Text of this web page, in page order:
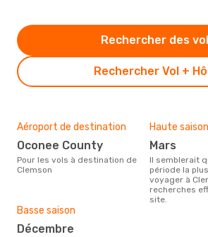
Rechercher Vol +
Rechercher des
Aéroport de destination
Oconee County
Pour les vols à destination de
Clemson
Haute saison
mars
Il semblerait que mars soit la
période la
voyager à
recherches
site.
Basse saison
décembre